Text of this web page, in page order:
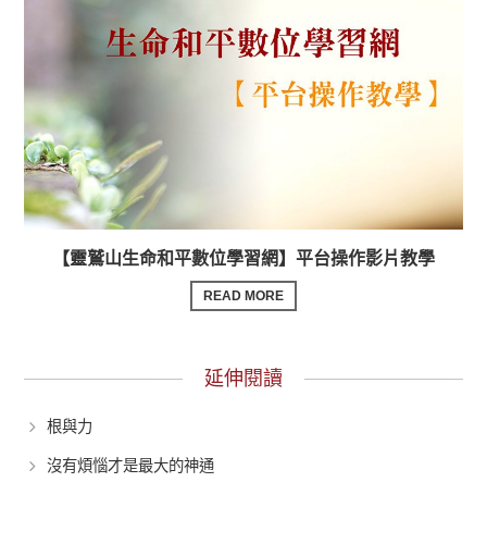
【靈鷲山生命和平數位學習網】平台操作影片教學
READ MORE
延伸閱讀
根與力
沒有煩惱才是最大的神通